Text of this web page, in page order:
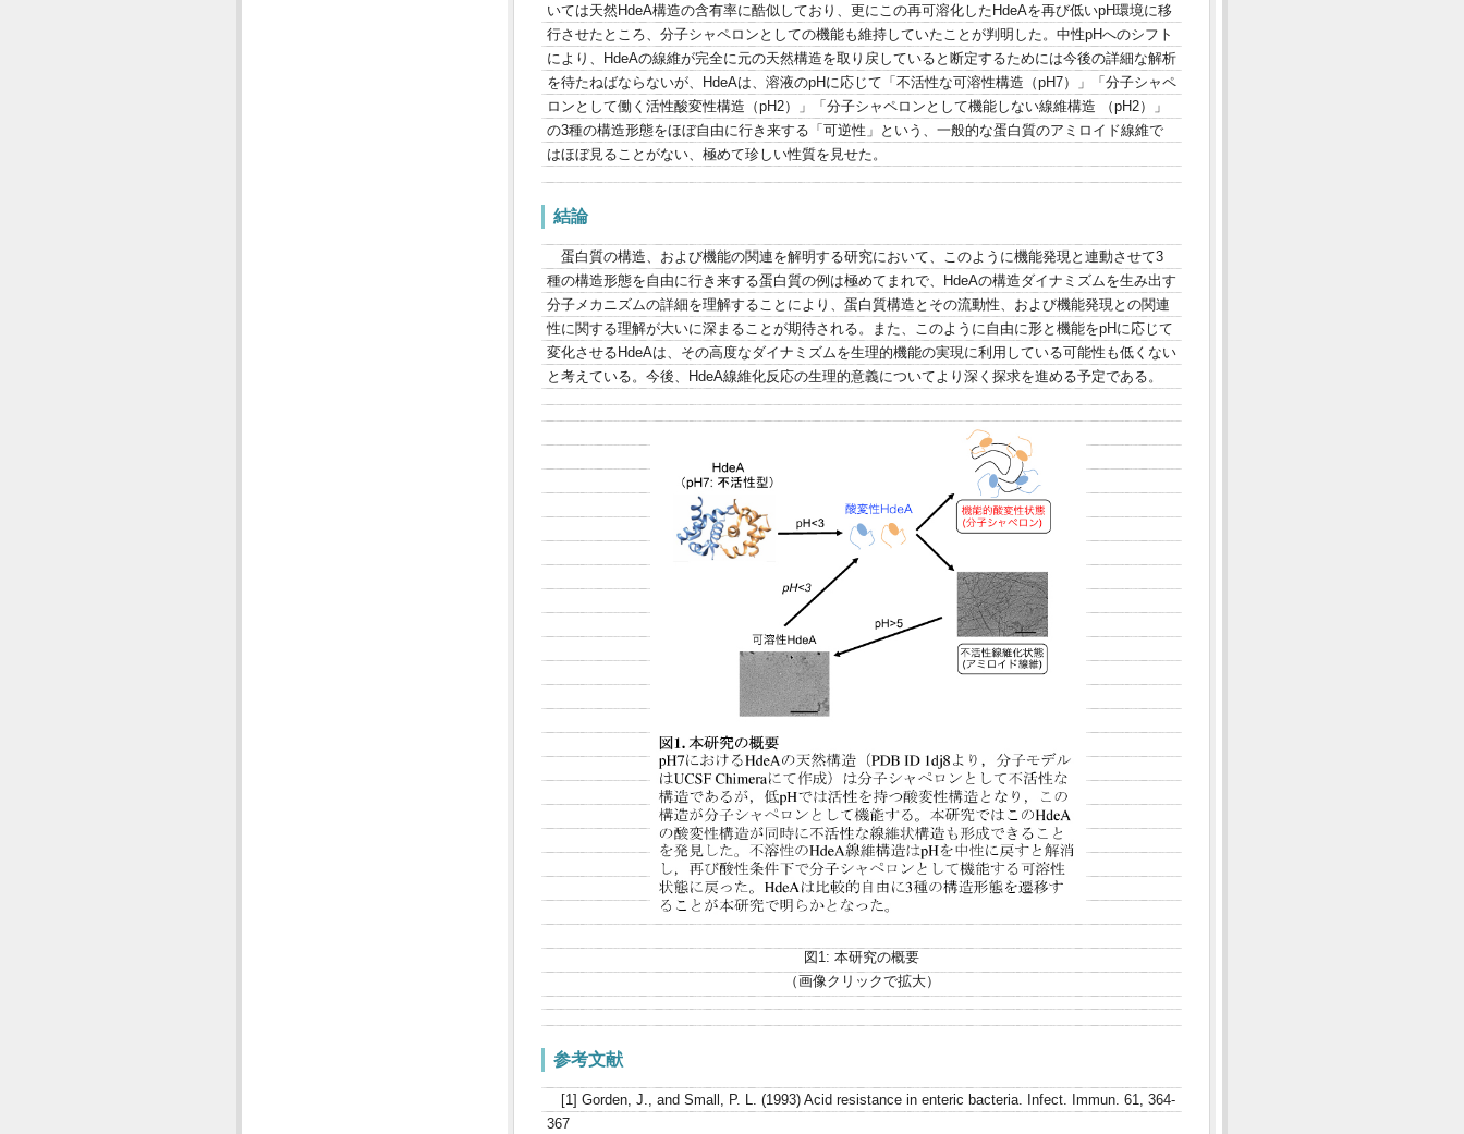
いては天然HdeA構造の含有率に酷似しており、更にこの再可溶化したHdeAを再び低いpH環境に移
行させたところ、分子シャペロンとしての機能も維持していたことが判明した。中性pHへのシフト
により、HdeAの線維が完全に元の天然構造を取り戻していると断定するためには今後の詳細な解析
を待たねばならないが、HdeAは、溶液のpHに応じて「不活性な可溶性構造（pH7）」「分子シャペ
ロンとして働く活性酸変性構造（pH2）」「分子シャペロンとして機能しない線維構造 （pH2）」
の3種の構造形態をほぼ自由に行き来する「可逆性」という、一般的な蛋白質のアミロイド線維で
はほぼ見ることがない、極めて珍しい性質を見せた。
結論
蛋白質の構造、および機能の関連を解明する研究において、このように機能発現と連動させて3
種の構造形態を自由に行き来する蛋白質の例は極めてまれで、HdeAの構造ダイナミズムを生み出す
分子メカニズムの詳細を理解することにより、蛋白質構造とその流動性、および機能発現との関連
性に関する理解が大いに深まることが期待される。また、このように自由に形と機能をpHに応じて
変化させるHdeAは、その高度なダイナミズムを生理的機能の実現に利用している可能性も低くない
と考えている。今後、HdeA線維化反応の生理的意義についてより深く探求を進める予定である。
図1: 本研究の概要
（画像クリックで拡大）
参考文献
[1] Gorden, J., and Small, P. L. (1993) Acid resistance in enteric bacteria. Infect. Immun. 61, 364-
367